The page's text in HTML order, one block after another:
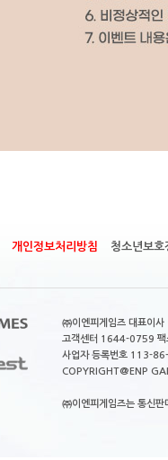
개인정보처리방침 청소년보호
㈜이엔피게임즈 대표이
고객센터 1644-0759
사업자 등록번호 113-
COPYRIGHT@ENP
㈜이엔피게임즈는 통신판